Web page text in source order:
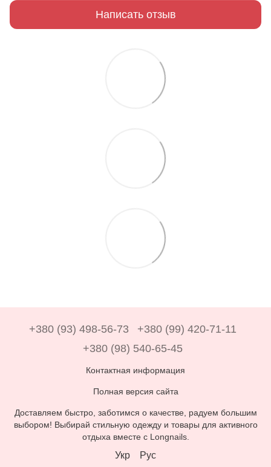
Написать отзыв
+380 (93) 498-56-73
+380 (99) 420-71-11
+380 (98) 540-65-45
Контактная информация
Полная версия сайта
Доставляем быстро, заботимся о качестве, радуем большим
выбором! Выбирай стильную одежду и товары для активного
отдыха вместе с Longnails.
Укр Рус